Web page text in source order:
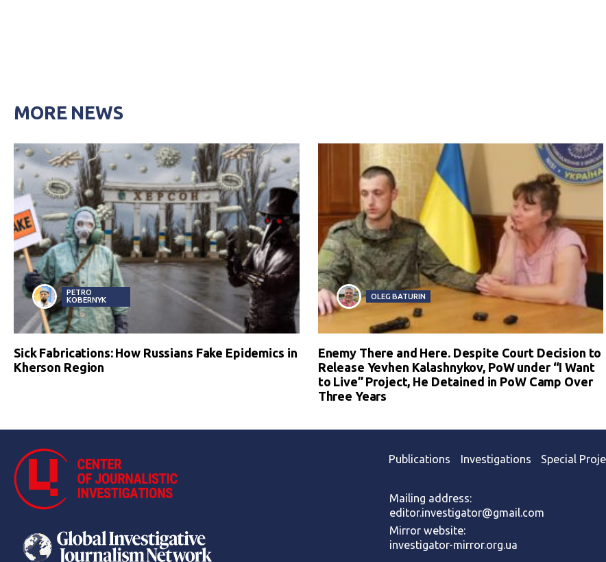
MORE NEWS
PETRO
KOBERNYK
Sick Fabrications: How Russians Fake Epidemics in
Kherson Region
OLEG BATURIN
Enemy There and Here. Despite Court Decision to
Release Yevhen Kalashnykov, PoW under “I Want
to Live” Project, He Detained in PoW Camp Over
Three Years
Publications Investigations Special
Mailing address:
editor.investigator@gmail.com
Mirror website:
investigator-mirror.org.ua